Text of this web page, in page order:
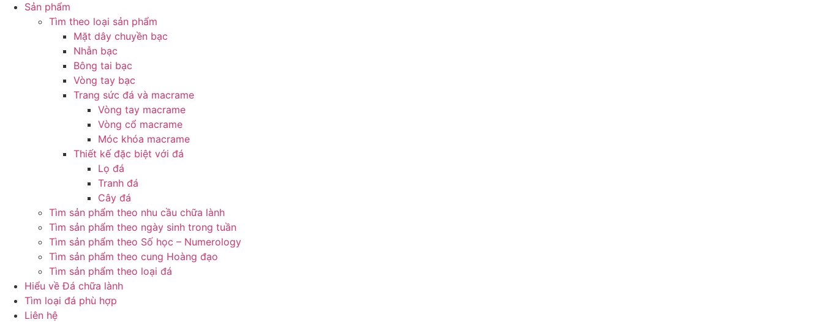
Sản phẩm
Tìm theo loại sản phẩm
Mặt dây chuyền bạc
Nhẫn bạc
Bông tai bạc
Vòng tay bạc
Trang sức đá và macrame
Vòng tay macrame
Vòng cổ macrame
Móc khóa macrame
Thiết kế đặc biệt với đá
Lọ đá
Tranh đá
Cây đá
Tìm sản phẩm theo nhu cầu chữa lành
Tìm sản phẩm theo ngày sinh trong tuần
Tìm sản phẩm theo Số học – Numerology
Tìm sản phẩm theo cung Hoàng đạo
Tìm sản phẩm theo loại đá
Hiểu về Đá chữa lành
Tìm loại đá phù hợp
Liên hệ